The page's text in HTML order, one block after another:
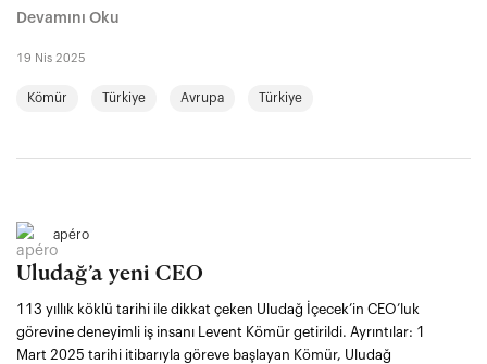
Devamını Oku
19 Nis 2025
Kömür Türkiye Avrupa Türkiye
apéro
Uludağ’a yeni CEO
113 yıllık köklü tarihi ile dikkat çeken Uludağ İçecek’in CEO’luk
görevine deneyimli iş insanı Levent Kömür getirildi. Ayrıntılar: 1
Mart 2025 tarihi itibarıyla göreve başlayan Kömür, Uludağ